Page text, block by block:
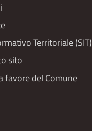
Territoriale (SIT)
sito
favore del Comune